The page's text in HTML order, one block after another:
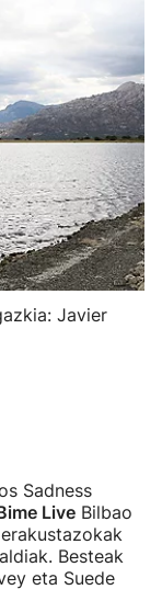
Javier
Sadness
Live Bilbao
Besteak
eta Suede